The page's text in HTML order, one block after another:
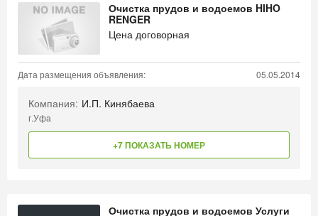
Очистка прудов и водоемов HIHO
RENGER
Цена договорная
Дата размещения объявления: 05.05.2014
Компания: И.П. Кинябаева
г.Уфа
+7 ПОКАЗАТЬ НОМЕР
Очистка прудов и водоемов Услуги